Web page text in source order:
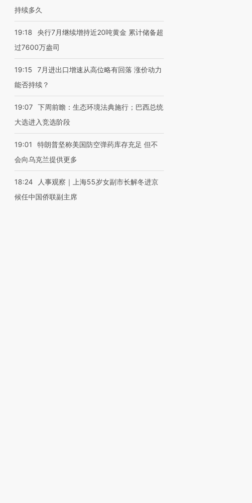
持续多久
19:18
央行7月继续增持近20吨黄金 累计储备超
过7600万盎司
19:15
7月进出口增速从高位略有回落 涨价动力
能否持续？
19:07 下周前瞻：生态环境法典施行；巴西总统
大选进入竞选阶段
19:01
特朗普坚称美国防空弹药库存充足 但不
会向乌克兰提供更多
18:24
人事观察｜上海55岁女副市长解冬进京
候任中国侨联副主席